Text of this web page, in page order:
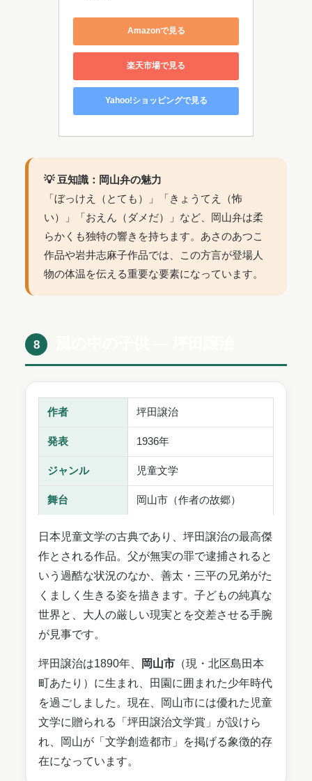
Amazonで見る
楽天市場で見る
Yahoo!ショッピングで見る
💡 豆知識：岡山弁の魅力
「ぼっけえ（とても）」「きょうてえ（怖
い）」「おえん（ダメだ）」など、岡山弁は柔
らかくも独特の響きを持ちます。あさのあつこ
作品や岩井志麻子作品では、この方言が登場人
物の体温を伝える重要な要素になっています。
8
作者 坪田譲治
発表 1936年
ジャンル 児童文学
舞台 岡山市（作者の故郷）
日本児童文学の古典であり、坪田譲治の最高傑
作とされる作品。父が無実の罪で逮捕されると
いう過酷な状況のなか、善太・三平の兄弟がた
くましく生きる姿を描きます。子どもの純真な
世界と、大人の厳しい現実とを交差させる手腕
が見事です。
坪田譲治は1890年、 岡山市（現・北区島田本
町あたり）に生まれ、田園に囲まれた少年時代
を過ごしました。現在、岡山市には優れた児童
文学に贈られる「坪田譲治文学賞」が設けら
れ、岡山が「文学創造都市」を掲げる象徴的存
在になっています。